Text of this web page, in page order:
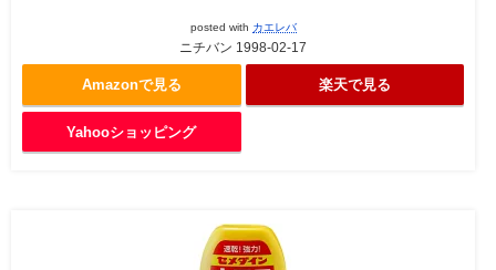
posted with カエレバ
ニチバン 1998-02-17
Amazonで見る 楽天で見る
Yahooショッピング